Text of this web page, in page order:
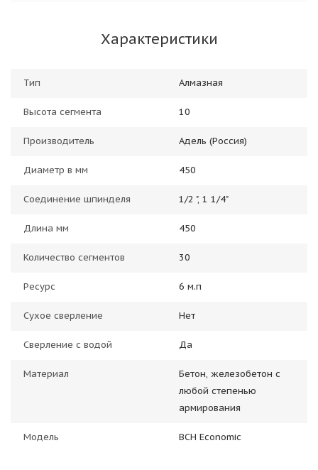
Характеристики
Тип Алмазная
Высота сегмента 10
Производитель Адель (Россия)
Диаметр в мм 450
Соединение шпинделя 1/2 ", 1 1/4"
Длина мм 450
Количество сегментов 30
Ресурс 6 м.п
Сухое сверление Нет
Сверление с водой Да
Материал
Бетон, железобетон с
любой степенью
армирования
Модель BCH Economic